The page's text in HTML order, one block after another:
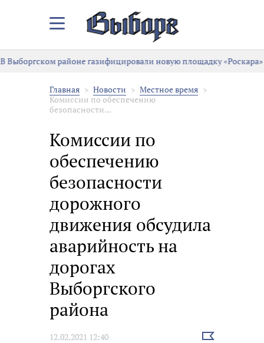
Закрыть/
меню
районе газифицировали новую площадку «Роскара»
Главная Новости
Местное время
Комиссии по обеспечению
безопасности...
Комиссии по
обеспечению
безопасности
дорожного
движения обсудила
аварийность на
дорогах
Выборгского
района
12.02.2021 12:40
Выбрать